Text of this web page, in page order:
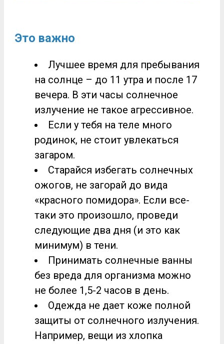
Это важно
Лучшее время для пребывания
на солнце – до 11 утра и после 17
вечера. В эти часы солнечное
излучение не такое агрессивное.
Если у тебя на теле много
родинок, не стоит увлекаться
загаром.
Старайся избегать солнечных
ожогов, не загорай до вида
«красного помидора». Если все-
таки это произошло, проведи
следующие два дня (и это как
минимум) в тени.
Принимать солнечные ванны
без вреда для организма можно
не более 1,5-2 часов в день.
Одежда не дает коже полной
защиты от солнечного излучения.
Например, вещи из хлопка